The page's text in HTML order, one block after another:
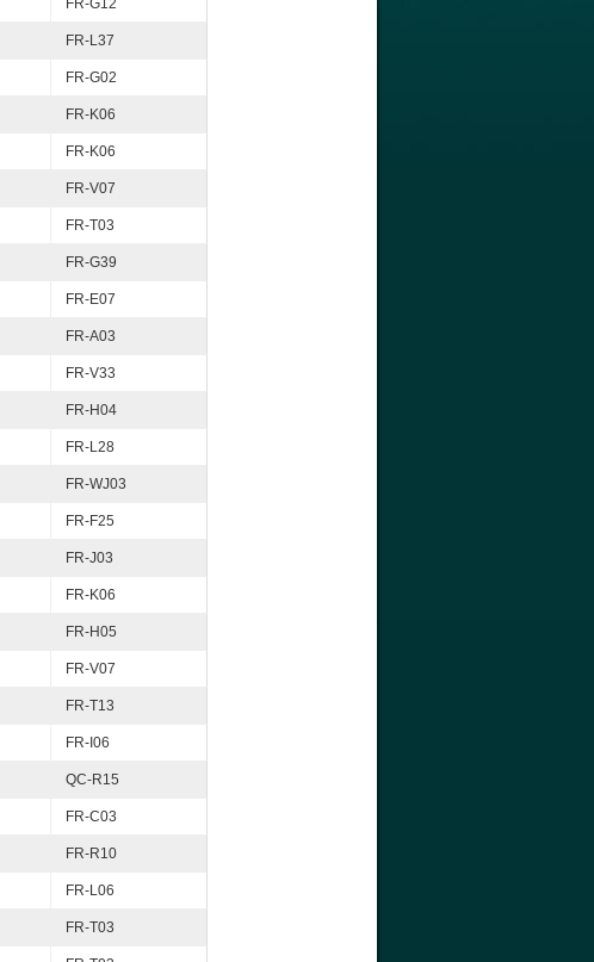
FR-L37
FR-G02
FR-K06
FR-K06
FR-V07
FR-T03
FR-G39
FR-E07
FR-A03
FR-V33
FR-H04
FR-L28
FR-WJ03
FR-F25
FR-J03
FR-K06
FR-H05
FR-V07
FR-T13
FR-I06
QC-R15
FR-C03
FR-R10
FR-L06
FR-T03